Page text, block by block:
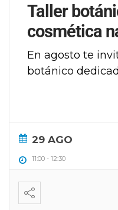
Taller
cosmética
En agosto te
botánico
29 AGO
11:00 - 12:30